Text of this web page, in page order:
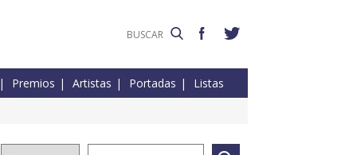
Premios Artistas Portadas Listas